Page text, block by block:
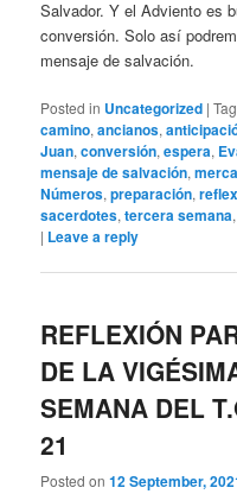
Salvador. Y el Adviento es
conversión. Solo así
mensaje de salvación.
Posted in Uncategorized |
camino,ancianos,
Juan,conversión,espera,
mensaje de salvación,
Números,preparación,
sacerdotes,tercera semana
| Leave a reply
REFLEXIÓN
DE LA
SEMANA DEL
21
Posted on12 September,